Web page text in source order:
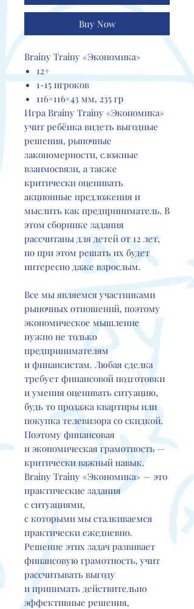
Buy Now
Brainy Trainy «Экономика»
12+
1-15 игроков
116×116×43 мм, 235 гр
Игра Brainy Trainy «Экономика»
учит ребёнка видеть выгодные
решения, рыночные
закономерности, сложные
взаимосвязи, а также
критически оценивать
акционные предложения и
мыслить как предприниматель. В
этом сборнике задания
рассчитаны для детей от 12 лет,
но при этом решать их будет
интересно даже взрослым.
Все мы являемся участниками
рыночных отношений, поэтому
экономическое мышление
нужно не только
предпринимателям
и финансистам. Любая сделка
требует финансовой подготовки
и умения оценивать ситуацию,
будь то продажа квартиры или
покупка телевизора со скидкой.
Поэтому финансовая
и экономическая грамотность —
критически важный навык.
Brainy Trainy «Экономика» — это
практические задания
с ситуациями,
с которыми мы сталкиваемся
практически ежедневно.
Решение этих задач развивает
финансовую грамотность, учит
рассчитывать выгоду
и принимать действительно
эффективные решения,